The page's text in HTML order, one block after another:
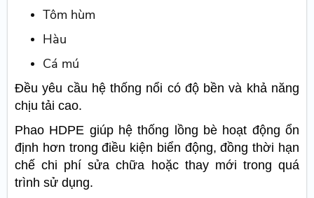
Tôm hùm
Hàu
Cá mú
Đều yêu cầu hệ thống nổi có độ bền và khả năng
chịu tải cao.
Phao HDPE giúp hệ thống lồng bè hoạt động ổn
định hơn trong điều kiện biển động, đồng thời hạn
chế chi phí sửa chữa hoặc thay mới trong quá
trình sử dụng.